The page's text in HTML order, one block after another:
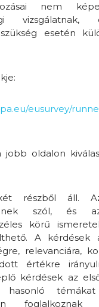
nem
vizsgálatnak,
esetén
eusurvey/
jobb oldalon
részből áll.
szól, és
körű
A kérdések
relevanciára,
értékre
kérdések az
hasonló